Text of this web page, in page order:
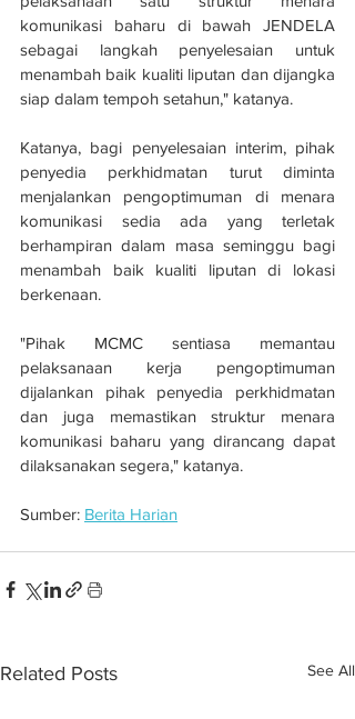
komunikasi baharu di bawah JENDELA
sebagai langkah penyelesaian untuk
menambah baik kualiti liputan dan dijangka
siap dalam tempoh setahun," katanya.
Katanya, bagi penyelesaian interim, pihak
penyedia perkhidmatan turut diminta
menjalankan pengoptimuman di menara
komunikasi sedia ada yang terletak
berhampiran dalam masa seminggu bagi
menambah baik kualiti liputan di lokasi
berkenaan.
"Pihak MCMC sentiasa memantau
pelaksanaan kerja pengoptimuman
dijalankan pihak penyedia perkhidmatan
dan juga memastikan struktur menara
komunikasi baharu yang dirancang dapat
dilaksanakan segera," katanya.
Sumber: Berita Harian
Related Posts See All